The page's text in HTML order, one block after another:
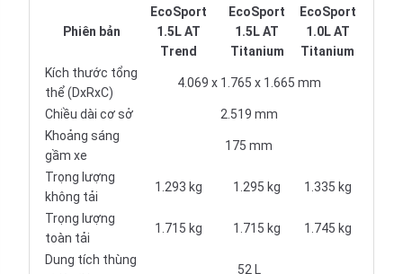
Phiên bản
EcoSport
1.5L AT
Trend
EcoSport
1.5L AT
Titanium
EcoSport
1.0L AT
Titanium
Kích thước tổng
thể (DxRxC)
4.069 x 1.765 x 1.665 mm
Chiều dài cơ sở
2.519 mm
Khoảng sáng
gầm xe
175 mm
Trọng lượng
không tải
1.293 kg 1.295 kg 1.335 kg
Trọng lượng
toàn tải
1.715 kg 1.715 kg 1.745 kg
Dung tích thùng
52 L